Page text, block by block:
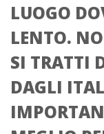
LUOGO
LENTO.
SI TRATTI
DAGLI